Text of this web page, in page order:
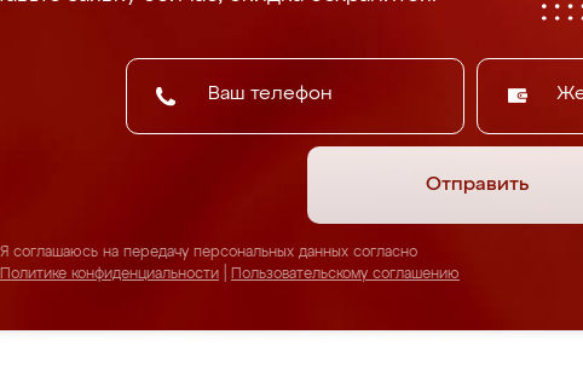
Отправить
Я соглашаюсь на передачу персональных данных согласно
Политике конфиденциальности
Пользовательскому соглашению